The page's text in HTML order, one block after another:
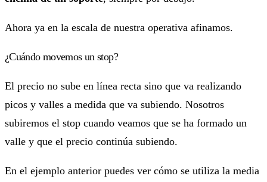
Ahora ya en la escala de nuestra operativa afinamos.
¿Cuándo movemos un stop?
El precio no sube en línea recta sino que va realizando
picos y valles a medida que va subiendo. Nosotros
subiremos el stop cuando veamos que se ha formado un
valle y que el precio continúa subiendo.
En el ejemplo anterior puedes ver cómo se utiliza la media